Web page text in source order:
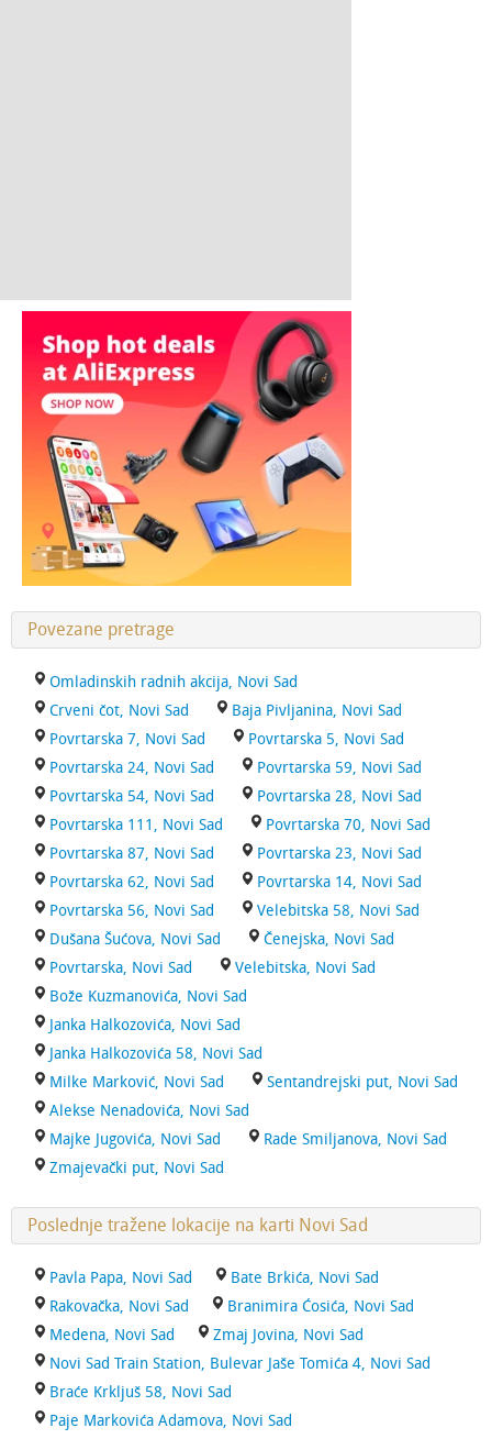
Povezane pretrage
Omladinskih radnih akcija, Novi Sad
Crveni čot, Novi Sad
Baja Pivljanina, Novi Sad
Povrtarska 7, Novi Sad
Povrtarska 5, Novi Sad
Povrtarska 24, Novi Sad
Povrtarska 59, Novi Sad
Povrtarska 54, Novi Sad
Povrtarska 28, Novi Sad
Povrtarska 111, Novi Sad
Povrtarska 70, Novi Sad
Povrtarska 87, Novi Sad
Povrtarska 23, Novi Sad
Povrtarska 62, Novi Sad
Povrtarska 14, Novi Sad
Povrtarska 56, Novi Sad
Velebitska 58, Novi Sad
Dušana Šućova, Novi Sad
Čenejska, Novi Sad
Povrtarska, Novi Sad
Velebitska, Novi Sad
Bože Kuzmanovića, Novi Sad
Janka Halkozovića, Novi Sad
Janka Halkozovića 58, Novi Sad
Milke Marković, Novi Sad
Sentandrejski put, Novi Sad
Alekse Nenadovića, Novi Sad
Majke Jugovića, Novi Sad
Rade Smiljanova, Novi Sad
Zmajevački put, Novi Sad
Poslednje tražene lokacije na karti Novi Sad
Pavla Papa, Novi Sad
Bate Brkića, Novi Sad
Rakovačka, Novi Sad
Branimira Ćosića, Novi Sad
Medena, Novi Sad
Zmaj Jovina, Novi Sad
Novi Sad Train Station, Bulevar Jaše Tomića 4, Novi Sad
Braće Krkljuš 58, Novi Sad
Paje Markovića Adamova, Novi Sad